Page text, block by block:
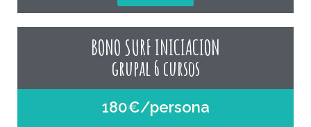
BONO SURF INICIACION
grupal 6 cursos
180€/persona